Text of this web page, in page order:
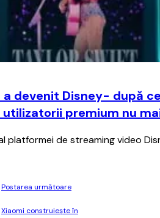
a devenit Disney- după
utilizatorii premium nu
platformei de streaming video
Postarea următoare
Xiaomi construiește în